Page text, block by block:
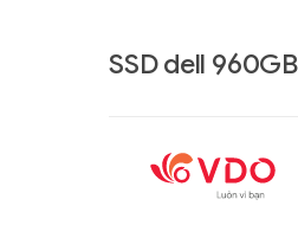
SSD dell
Máy tính bảng
Tab X8